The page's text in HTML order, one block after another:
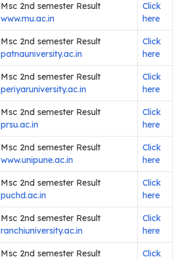
Msc 2nd semester Result
www.mu.ac.in
Click
here
Msc 2nd semester Result
patnauniversity.ac.in
Click
here
Msc 2nd semester Result
periyaruniversity.ac.in
Click
here
Msc 2nd semester Result
prsu.ac.in
Click
here
Msc 2nd semester Result
www.unipune.ac.in
Click
here
Msc 2nd semester Result
puchd.ac.in
Click
here
Msc 2nd semester Result
ranchiuniversity.ac.in
Click
here
Msc 2nd semester Result
Click